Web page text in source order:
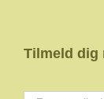
Tilmeld dig